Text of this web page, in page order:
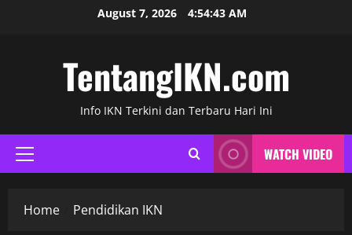
August 7, 2026 4:54:43 AM
TentangIKN.com
Info IKN Terkini dan Terbaru Hari Ini
Primary
Menu
WATCH VIDEO
Home Pendidikan IKN